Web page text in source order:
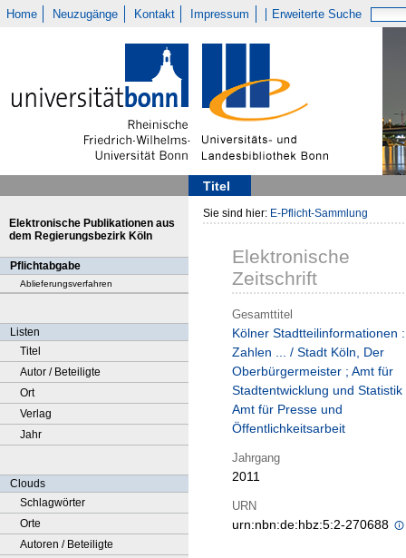
Home Neuzugänge Kontakt Impressum Erweiterte Suche
Titel
Elektronische Publikationen aus
dem Regierungsbezirk Köln
Pflichtabgabe
Ablieferungsverfahren
Listen
Titel
Autor / Beteiligte
Ort
Verlag
Jahr
Clouds
Schlagwörter
Orte
Autoren / Beteiligte
Sie sind hier: E-Pflicht-Sammlung
Elektronische
Zeitschrift
Gesamttitel
Kölner Stadtteilinformationen :
Zahlen ... / Stadt Köln, Der
Oberbürgermeister ; Amt für
Stadtentwicklung und Statistik
Amt für Presse und
Öffentlichkeitsarbeit
Jahrgang
2011
URN
urn:nbn:de:hbz:5:2-270688